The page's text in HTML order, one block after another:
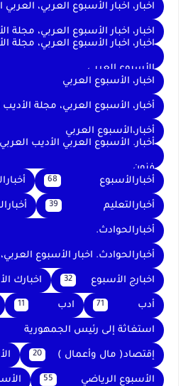
اخبار، اخبار الأسبوع العربي،
اخبار، اخبار الأسبوع العربي، مجلة
اخبار، اخبار الأسبوع العربي، مجلة
الأسبوع العربي
اخبار، الأسبوع العربي
أخبار، الأسبوع العربي، مجلة الأديب
أخبار،الأسبوع العربي
أخبار. الأسبوع العربي الأديب
فنون
أخبارالأسبوع 68
أخبارالتعليم 39
أخبارالحوادث.
أخبارالحوادث. اخبار الأسبوع العربي،
اخبارج الأسبوع 32 اخبارك
أدب 71 ادب 11
استغاثة إلى رئيس الجمهورية
إقتصاد( مال وأعمال ) 20
الأسبوع الرياضي 55